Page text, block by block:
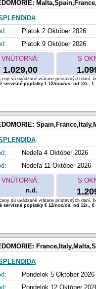
Piatok 2 Október 2026
Piatok 9 Október 2026
VNÚTORNÁ:
1.029,00
S
sú uvádzané vrátane prístavných daní,
servisné poplatky € 12/noc/os. od 12r.,
Nedeľa 4 Október 2026
Nedeľa 11 Október 2026
VNÚTORNÁ:
n.d.
S
sú uvádzané vrátane prístavných daní,
servisné poplatky € 12/noc/os. od 12r.,
Pondelok 5 Október 2026
Pondelok 12 Október